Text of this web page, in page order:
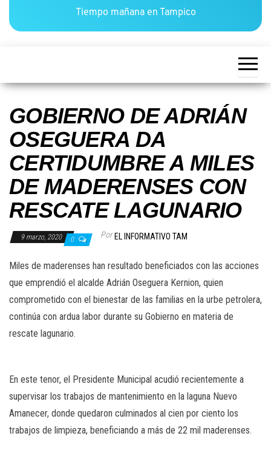
Tiempo mañana en Tampico
GOBIERNO DE ADRIÁN
OSEGUERA DA
CERTIDUMBRE A MILES
DE MADERENSES CON
RESCATE LAGUNARIO
9 marzo, 2020 0 Por EL INFORMATIVO TAM
Miles de maderenses han resultado beneficiados con las acciones
que emprendió el alcalde Adrián Oseguera Kernion, quien
comprometido con el bienestar de las familias en la urbe petrolera,
continúa con ardua labor durante su Gobierno en materia de
rescate lagunario.
En este tenor, el Presidente Municipal acudió recientemente a
supervisar los trabajos de mantenimiento en la laguna Nuevo
Amanecer, donde quedaron culminados al cien por ciento los
trabajos de limpieza, beneficiando a más de 22 mil maderenses.